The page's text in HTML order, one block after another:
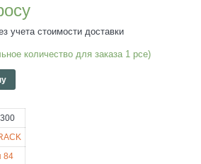
учета стоимости доставки
количество для заказа 1 pce)
84